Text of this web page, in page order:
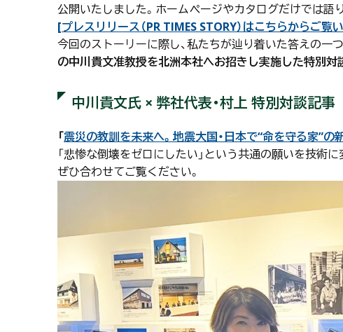
公開いたしました。ホームページやカタログだけでは語
[プレスリリース（PR TIMES STORY）はこちらからご覧
今回のストーリーに際し、私たちが辿り着いた答えの一
の中川貴文准教授を北洲本社へお招きし実施した特別対
中川貴文氏 × 弊社代表・村上 特別対談記事
「震災の教訓を未来へ。地震大国・日本で“命を守る家”
「悲惨な倒壊をゼロにしたい」という共通の願いを技術に
ぜひ合わせてご覧ください。